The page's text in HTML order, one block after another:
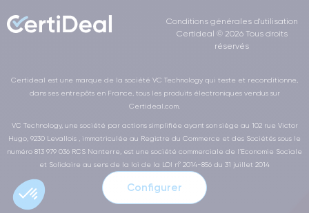
Configurer
également excellente, ce qui permet aux utilisateurs de se
connecter facilement à des écouteurs et à des appareils audio
Dans l'ensemble, l'iPhone 12 Pro offre une expérience audio
exceptionnelle avec des haut-parleurs stéréo, Dolby Atmos et
la possibilité de lire l'audio au format haute résolution. Avec sa
large gamme de formats audio et sa connexion Bluetooth, ce
smartphone est idéal pour les utilisateurs à la recherche d'une
expérience audio supérieure sur leur appareil mobile.
Écran de l'iPhone 12 Pro
Conditions générales d'utilisation
Certideal © 2026 Tous droits
réservés
Certideal est une marque de la société VC Technology qui teste et reconditionne,
dans ses entrepôts en France, tous les produits électroniques vendus sur
Certideal.com.
VC Technology, une société par actions simplifiée ayant son siège au 102 rue Victor
Hugo, 9230 Levallois , immatriculée au Registre du Commerce et des Sociétés sous le
numéro 813 979 036 RCS Nanterre, est une société commerciale de l’Economie Sociale
et Solidaire au sens de la loi de la LOI n° 2014-856 du 31 juillet 2014